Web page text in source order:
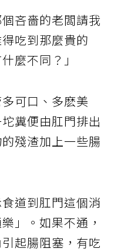
吝嗇的老闆請我
吃到那麼貴的
麼不同？」
可口、多麽美
糞便由肛門排出
殘渣加上一些腸
道到肛門這個消
」。如果不通，
起腸阻塞，有吃